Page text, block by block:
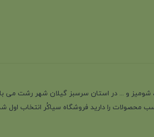
انواع لباس شامل پیراهن نخی ، شومیز و ... در استان سرسبز
را دارید فروشگاه سیاکُر انتخاب اول